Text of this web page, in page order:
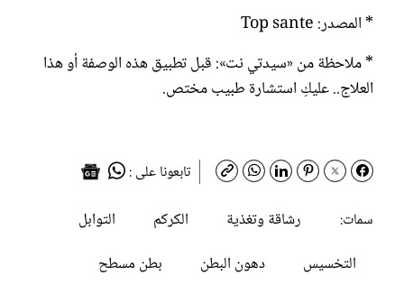
* المصدر: Top sante
* ملاحظة من «سيدتي نت»: قبل تطبيق هذه الوصفة أو هذا
العلاج.. عليكِ استشارة طبيب مختص.
تابعونا على :
سمات:
رشاقة وتغذية الكركم
التوابل
التخسيس
دهون البطن
بطن مسطح